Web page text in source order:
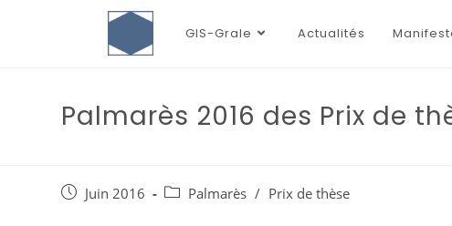
GIS-Grale Actualités
Palmarès 2016 des Prix de
Juin 2016 Palmarès / Prix de thèse